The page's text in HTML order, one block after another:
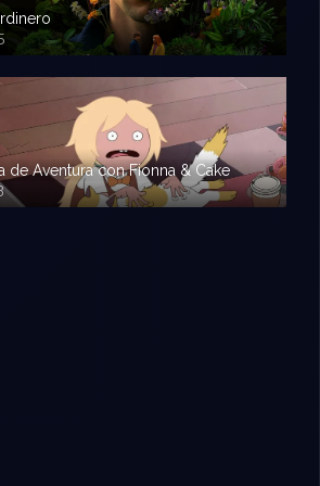
de Aventura con Fionna & Cake